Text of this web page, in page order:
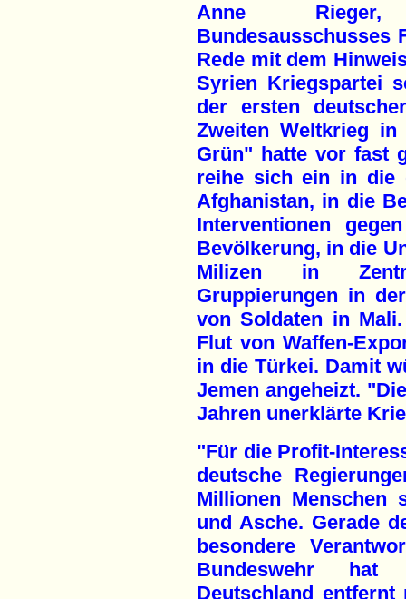
Anne Rieger,
Bundesausschusses
Rede mit dem
Syrien Kriegspartei
der ersten
Zweiten Weltkrieg
Grün" hatte vor fast
reihe sich ein in die
Afghanistan, in die
Interventionen
Bevölkerung, in die
Milizen in
Gruppierungen in
von Soldaten in
Flut von Waffen-
in die Türkei. Damit
Jemen angeheizt.
Jahren unerklärte
"Für die Profit-
deutsche
Millionen Menschen
und Asche. Gerade
besondere
Bundeswehr hat
Deutschland